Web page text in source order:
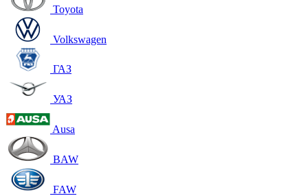
Toyota
Volkswagen
ГАЗ
УАЗ
Ausa
BAW
FAW